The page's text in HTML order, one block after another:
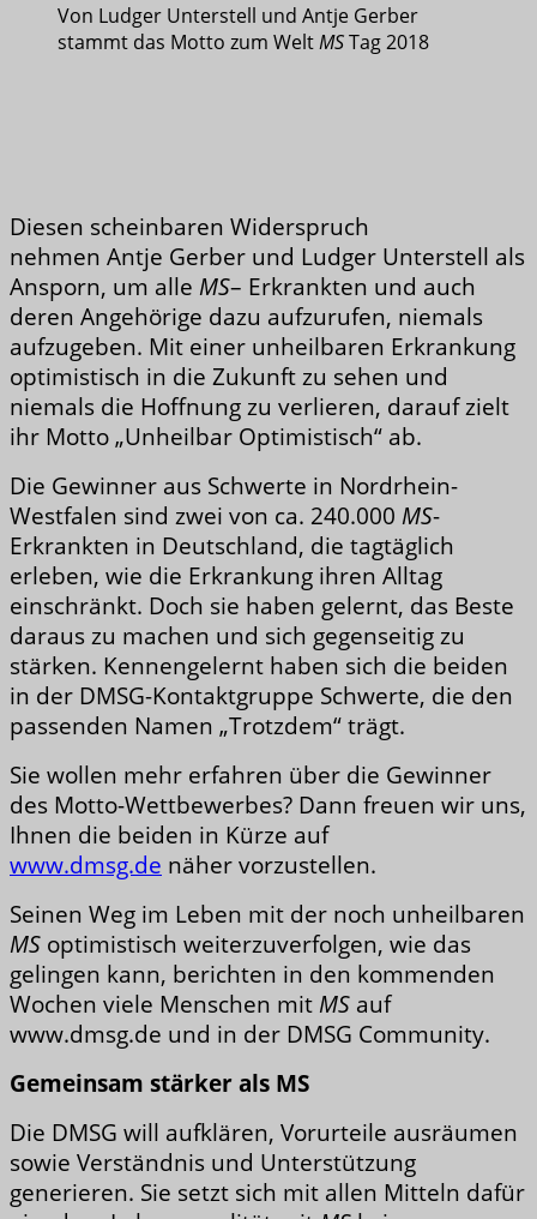
Von Ludger Unterstell und Antje Gerber
stammt das Motto zum WeltMSTag 2018
Diesen scheinbaren Widerspruch
nehmen Antje Gerber und Ludger Unterstell als
Ansporn, um alle MS– Erkrankten und auch
deren Angehörige dazu aufzurufen, niemals
aufzugeben. Mit einer unheilbaren Erkrankung
optimistisch in die Zukunft zu sehen und
niemals die Hoffnung zu verlieren, darauf zielt
ihr Motto „Unheilbar Optimistisch“ ab.
Die Gewinner aus Schwerte in Nordrhein-
Westfalen sind zwei von ca. 240.000 MS-
Erkrankten in Deutschland, die tagtäglich
erleben, wie die Erkrankung ihren Alltag
einschränkt. Doch sie haben gelernt, das Beste
daraus zu machen und sich gegenseitig zu
stärken. Kennengelernt haben sich die beiden
in der DMSG-Kontaktgruppe Schwerte, die den
passenden Namen „Trotzdem“ trägt.
Sie wollen mehr erfahren über die Gewinner
des Motto-Wettbewerbes? Dann freuen wir uns,
Ihnen die beiden in Kürze auf
www.dmsg.de näher vorzustellen.
Seinen Weg im Leben mit der noch unheilbaren
MS optimistisch weiterzuverfolgen, wie das
gelingen kann, berichten in den kommenden
Wochen viele Menschen mit MS auf
www.dmsg.de und in der DMSG Community.
Gemeinsam stärker als MS
Die DMSG will aufklären, Vorurteile ausräumen
sowie Verständnis und Unterstützung
generieren. Sie setzt sich mit allen Mitteln dafür